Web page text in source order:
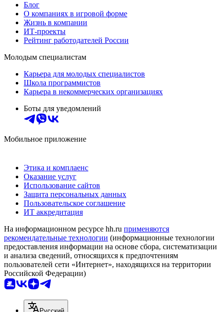
Блог
О компаниях в игровой форме
Жизнь в компании
ИТ-проекты
Рейтинг работодателей России
Молодым специалистам
Карьера для молодых специалистов
Школа программистов
Карьера в некоммерческих организациях
Боты для уведомлений
Мобильное приложение
Этика и комплаенс
Оказание услуг
Использование сайтов
Защита персональных данных
Пользовательское соглашение
ИТ аккредитация
На информационном ресурсе hh.ru применяются
рекомендательные технологии (информационные технологии
предоставления информации на основе сбора, систематизации
и анализа сведений, относящихся к предпочтениям
пользователей сети «Интернет», находящихся на территории
Российской Федерации)